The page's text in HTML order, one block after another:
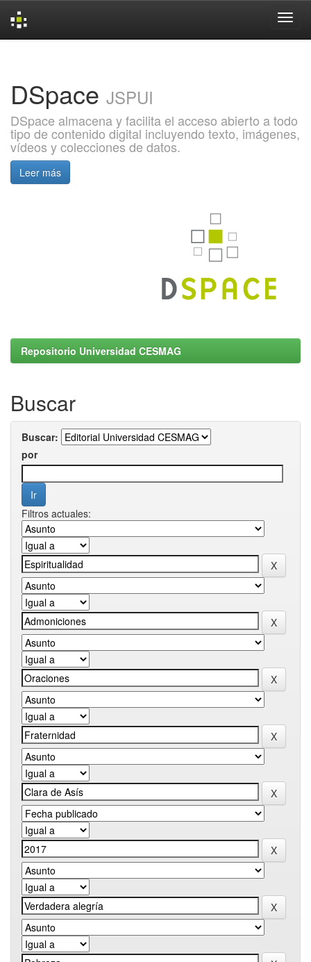
DSpace JSPUI
DSpace almacena y facilita el acceso abierto a todo
tipo de contenido digital incluyendo texto, imágenes,
vídeos y colecciones de datos.
Leer más
Repositorio Universidad CESMAG
Buscar
Buscar:
por
Filtros actuales: